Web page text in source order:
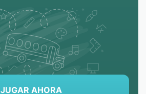
JUGAR AHORA